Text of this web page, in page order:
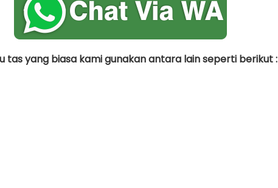
tas yang biasa kami gunakan antara lain seperti berikut :